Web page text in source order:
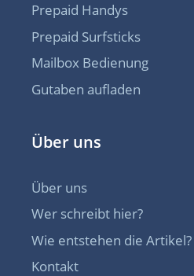
Prepaid Handys
Prepaid Surfsticks
Mailbox Bedienung
Gutaben aufladen
Über uns
Über uns
Wer schreibt hier?
Wie entstehen die Artikel?
Kontakt